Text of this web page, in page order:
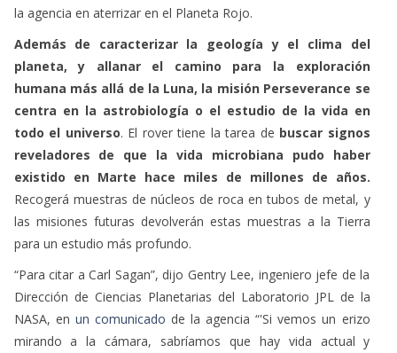
la agencia en aterrizar en el Planeta Rojo.
Además de caracterizar la geología y el clima del
planeta, y allanar el camino para la exploración
humana más allá de la Luna, la misión Perseverance se
centra en la astrobiología o el estudio de la vida en
todo el universo. El rover tiene la tarea de buscar signos
reveladores de que la vida microbiana pudo haber
existido en Marte hace miles de millones de años.
Recogerá muestras de núcleos de roca en tubos de metal, y
las misiones futuras devolverán estas muestras a la Tierra
para un estudio más profundo.
“Para citar a Carl Sagan”, dijo Gentry Lee, ingeniero jefe de la
Dirección de Ciencias Planetarias del Laboratorio JPL de la
NASA, en un comunicado de la agencia “'Si vemos un erizo
mirando a la cámara, sabríamos que hay vida actual y